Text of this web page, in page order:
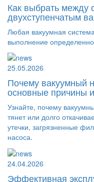
Как выбрать между
двухступенчатым
Любая вакуумная
выполнение
25.05.2026
Почему вакуумный
основные причины
Узнайте, почему
тянет или долго
утечки, загрязненные
насоса.
24.04.2026
Эффективная